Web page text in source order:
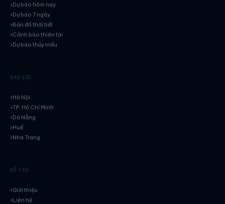
Dự báo hôm nay
Dự báo 7 ngày
Bản đồ thời tiết
Cảnh báo thiên tai
Dự báo thủy triều
KHU VỰC
Hà Nội
TP. Hồ Chí Minh
Dà Nẵng
Huế
Nha Trang
HỖ TRỢ
Giới thiệu
Liên hệ